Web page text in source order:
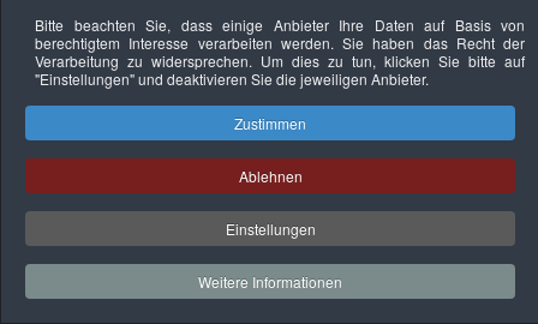
Datenschutzerklärung Urheberrechtsnachweise Nachhaltigkeit
Copyright © 2026. Bundesverband Deutscher
Sachverständiger und Fachgutachter e.V..
Bitte beachten Sie, dass einige Anbieter Ihre Daten auf Basis von
berechtigtem Interesse verarbeiten werden. Sie haben das Recht der
Verarbeitung zu widersprechen. Um dies zu tun, klicken Sie bitte auf
"Einstellungen"und deaktivieren Sie die jeweiligen Anbieter.
Zustimmen
Ablehnen
Einstellungen
Weitere Informationen